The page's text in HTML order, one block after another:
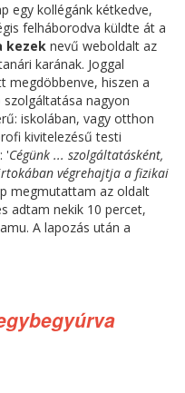
egy kollégánk kétkedve,
felháborodva küldte át a
kezek nevű weboldalt az
karának. Joggal
megdöbbenve, hiszen a
szolgáltatása nagyon
iskolában, vagy otthon
kivitelezésű testi
'Cégünk ... szolgáltatásként,
végrehajtja a fizikai
megmutattam az oldalt
adtam nekik 10 percet,
A lapozás után a